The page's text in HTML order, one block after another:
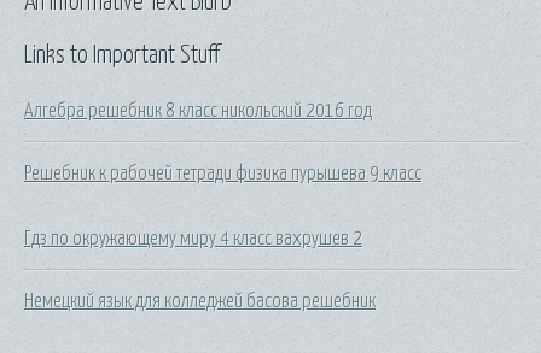
Links to Important Stuff
Алгебра решебник 8 класс никольский 2016 год
Решебник к рабочей тетради физика пурышева 9 класс
Гдз по окружающему миру 4 класс вахрушев 2
Немецкий язык для колледжей басова решебник